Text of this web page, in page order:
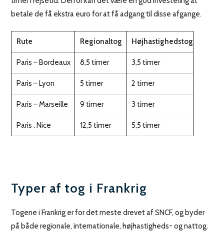
betale de få ekstra euro for at få adgang til disse afgange.
Rute Regionaltog Højhastighedstog
Paris – Bordeaux 8,5 timer 3,5 timer
Paris – Lyon 5 timer 2 timer
Paris – Marseille 9 timer 3 timer
Paris . Nice 12,5 timer 5,5 timer
Typer af tog i Frankrig
Togene i Frankrig er for det meste drevet af SNCF, og byder
på både regionale, internationale, højhastigheds- og nattog.